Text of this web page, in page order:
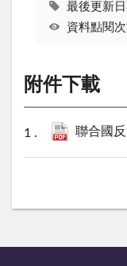
最後更新
資料點閱
附件下載
聯合國反